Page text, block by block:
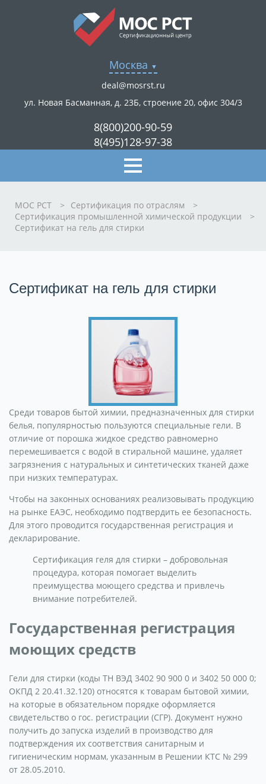
Москва
deal@mosrst.ru
ул. Новая Басманная, д. 23Б, строение 20, офис 304/3
8(800)200-90-59
8(495)128-97-38
МОС РСТ > Сертификация по отраслям
>
Сертификация промышленной химической продукции
>
Сертификат на гель для стирки
Сертификат на гель для стирки
Среди товаров бытой химии, предназначенных для стирки
белья, популярностью пользуются специальные гели. В
отличие от порошка жидкое средство равномерно
перемешивается с водой в стиральной машине, удаляет
загрязнения с натуральных и синтетических тканей даже
при низких температурах.
Чтобы на законных основаниях реализовывать продукцию
на рынке ЕАЭС, необходимо подтвердить ее безопасность.
Для этого проводится государственная регистрация и
декларирование.
Сертификация геля для стирки – добровольная
процедура, которая помогает выделить
преимущества моющего средства и привлечь
внимание потребителей.
Государственная регистрация
моющих средств
Гели для стирки (коды ТН ВЭД 3402 90 900 0 и 3402 50 000 0;
ОКПД 2 20.41.32.120) относятся к товарам бытовой химии,
на которые в обязательном порядке оформляется
свидетельство о гос. регистрации (СГР). Документ нужно
получить до запуска изделий в производство для
подтверждения их соответствия санитарным и
гигиеническим нормам, указанным в Решении КТС № 299
от 28.05.2010.